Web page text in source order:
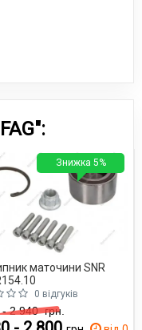
маточини SNR
0 відгуків
- 2 940грн.
Знижка 5%